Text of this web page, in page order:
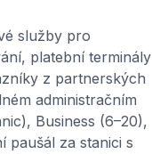
služby pro
platební terminály
z partnerských
administračním
Business (6–20),
paušál za stanici s